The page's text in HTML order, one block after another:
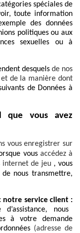
spéciales de
toute information
des données
politiques ou aux
sexuelles ou à
desquels de nos
de la manière dont
de Données à
que vous avez
vous enregistrer sur
vous accédez à
internet de jeu , vous
de nous transmettre,
notre service client :
nous
à votre demande
(adresse de